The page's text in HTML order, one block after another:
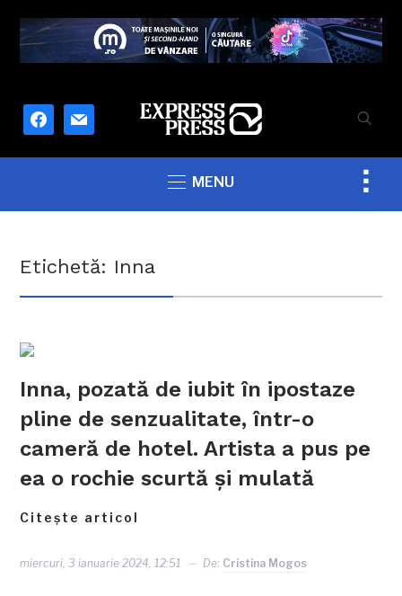
facebook
mail
MENU
Etichetă: Inna
Inna, pozată de iubit în ipostaze
pline de senzualitate, într-o
cameră de hotel. Artista a pus pe
ea o rochie scurtă și mulată
Citește articol
miercuri, 3 ianuarie 2024, 12:51 De: Cristina Mogos